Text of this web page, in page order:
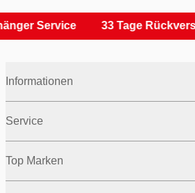
Service 33 Tage
Informationen
Service
Top Marken